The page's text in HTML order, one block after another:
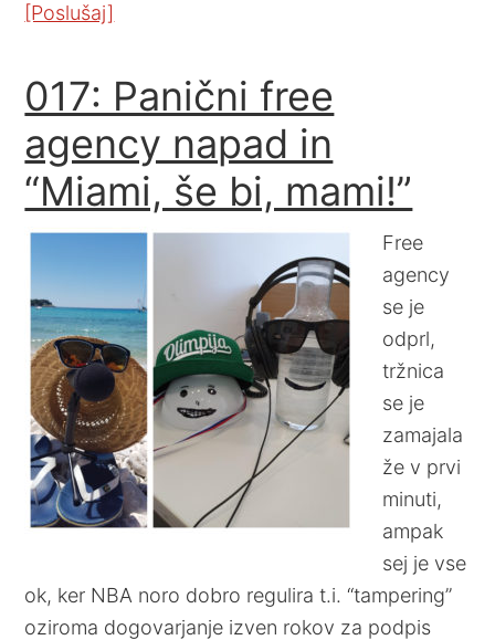
[Poslušaj]
017: Panični free
agency napad in
“Miami, še bi, mami!”
Free
agency
se je
odprl,
tržnica
se je
zamajala
že v prvi
minuti,
ampak
sej je vse
ok, ker NBA noro dobro regulira t.i. “tampering”
oziroma dogovarjanje izven rokov za podpis